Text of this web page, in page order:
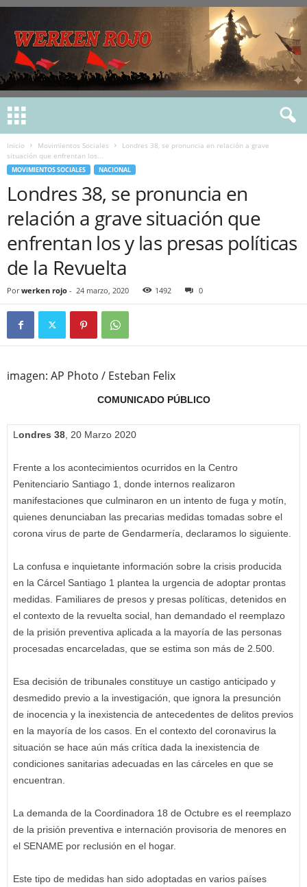
Inicio Movimientos Sociales
Londres 38, se pronuncia en relación a grave
situación que enfrentan los...
MOVIMIENTOS SOCIALES NACIONAL
Londres 38, se pronuncia en
relación a grave situación que
enfrentan los y las presas políticas
de la Revuelta
Por werken rojo - 24 marzo, 2020 1492 0
imagen: AP Photo / Esteban Felix
COMUNICADO PÚBLICO
L ondres 38 , 20 Marzo 2020
Frente a los acontecimientos ocurridos en la Centro
Penitenciario Santiago 1, donde internos realizaron
manifestaciones que culminaron en un intento de fuga y motín,
quienes denunciaban las precarias medidas tomadas sobre el
corona virus de parte de Gendarmería, declaramos lo siguiente.
La confusa e inquietante información sobre la crisis producida
en la Cárcel Santiago 1 plantea la urgencia de adoptar prontas
medidas. Familiares de presos y presas políticas, detenidos en
el contexto de la revuelta social, han demandado el reemplazo
de la prisión preventiva aplicada a la mayoría de las personas
procesadas encarceladas, que se estima son más de 2.500.
Esa decisión de tribunales constituye un castigo anticipado y
desmedido previo a la investigación, que ignora la presunción
de inocencia y la inexistencia de antecedentes de delitos previos
en la mayoría de los casos. En el contexto del coronavirus la
situación se hace aún más crítica dada la inexistencia de
condiciones sanitarias adecuadas en las cárceles en que se
encuentran.
La demanda de la Coordinadora 18 de Octubre es el reemplazo
de la prisión preventiva e internación provisoria de menores en
el SENAME por reclusión en el hogar.
Este tipo de medidas han sido adoptadas en varios países